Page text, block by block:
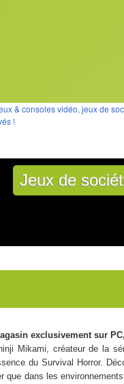
Jeux de
exclusivement sur
Mikami, créateur de la
du Survival Horror.
que dans les